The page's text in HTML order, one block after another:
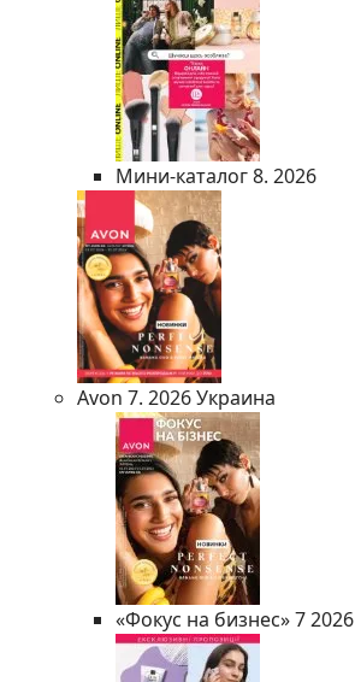
Мини-каталог 8. 2026
Avon 7. 2026 Украина
«Фокус на бизнес» 7 2026